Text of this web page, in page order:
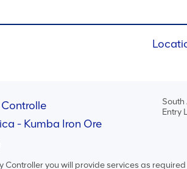
- Kumba Iron Ore
Entry
Controller you will provide services as